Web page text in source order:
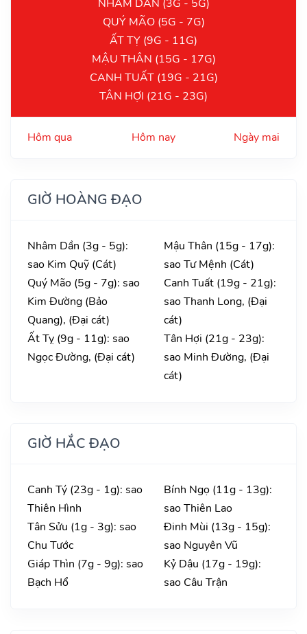
NHÂM DẦN (3G - 5G)
QUÝ MÃO (5G - 7G)
ẤT TỴ (9G - 11G)
MẬU THÂN (15G - 17G)
CANH TUẤT (19G - 21G)
TÂN HỢI (21G - 23G)
Hôm qua Hôm nay Ngày mai
GIỜ HOÀNG ĐẠO
Nhâm Dần (3g - 5g):
sao Kim Quỹ (Cát)
Quý Mão (5g - 7g): sao
Kim Đường (Bảo
Quang), (Đại cát)
Ất Tỵ (9g - 11g): sao
Ngọc Đường, (Đại cát)
Mậu Thân (15g - 17g):
sao Tư Mệnh (Cát)
Canh Tuất (19g - 21g):
sao Thanh Long, (Đại
cát)
Tân Hợi (21g - 23g):
sao Minh Đường, (Đại
cát)
GIỜ HẮC ĐẠO
Canh Tý (23g - 1g): sao
Thiên Hình
Tân Sửu (1g - 3g): sao
Chu Tước
Giáp Thìn (7g - 9g): sao
Bạch Hổ
Bính Ngọ (11g - 13g):
sao Thiên Lao
Đinh Mùi (13g - 15g):
sao Nguyên Vũ
Kỷ Dậu (17g - 19g):
sao Câu Trận